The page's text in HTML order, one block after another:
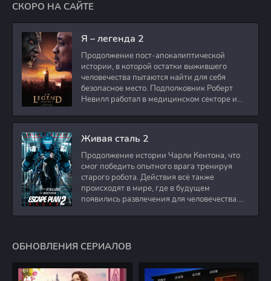
СКОРО НА САЙТЕ
Я – легенда 2
Продолжение пост-апокалиптической
истории, в которой остатки выжившего
человечества пытаются найти для себя
безопасное место. Подполковник Роберт
Невилл работал в медицинском секторе и
Живая сталь 2
Продолжение истории Чарли Кентона, что
смог победить опытного врага тренируя
старого робота. Действия всё также
происходят в мире, где в будущем
появились развлечения для человечества.
ОБНОВЛЕНИЯ СЕРИАЛОВ